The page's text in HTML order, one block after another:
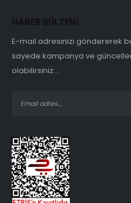
HABER BÜLTENİ
E-mail adresinizi göndererek
sayede kampanya ve
olabilirsiniz...